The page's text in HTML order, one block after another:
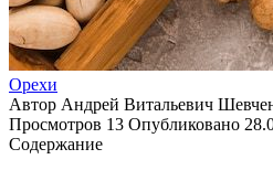
Орехи
Автор Андрей Витальевич
Просмотров 13 Опубликовано
Содержание